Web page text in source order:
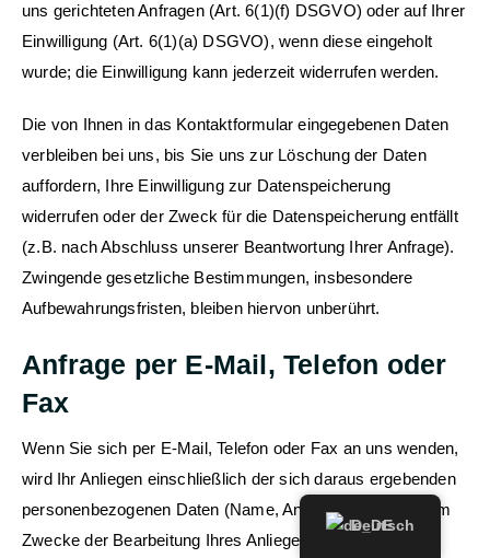
uns gerichteten Anfragen (Art. 6(1)(f) DSGVO) oder auf Ihrer
Einwilligung (Art. 6(1)(a) DSGVO), wenn diese eingeholt
wurde; die Einwilligung kann jederzeit widerrufen werden.
Die von Ihnen in das Kontaktformular eingegebenen Daten
verbleiben bei uns, bis Sie uns zur Löschung der Daten
auffordern, Ihre Einwilligung zur Datenspeicherung
widerrufen oder der Zweck für die Datenspeicherung entfällt
(z.B. nach Abschluss unserer Beantwortung Ihrer Anfrage).
Zwingende gesetzliche Bestimmungen, insbesondere
Aufbewahrungsfristen, bleiben hiervon unberührt.
Anfrage per E-Mail, Telefon oder
Fax
Wenn Sie sich per E-Mail, Telefon oder Fax an uns wenden,
wird Ihr Anliegen einschließlich der sich daraus ergebenden
personenbezogenen Daten (Name, Anliegen) von uns zum
Zwecke der Bearbeitung Ihres Anliegens gespeichert und
Deutsch